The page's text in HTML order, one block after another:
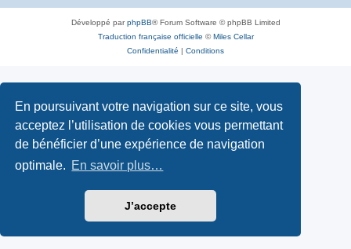
En poursuivant votre navigation sur ce site, vous
acceptez l’utilisation de cookies vous permettant
de bénéficier d’une expérience de navigation
optimale. En savoir plus…
J’accepte
Développé parphpBB® Forum Software © phpBB Limited
Traduction française officielle ©Miles Cellar
Confidentialité | Conditions